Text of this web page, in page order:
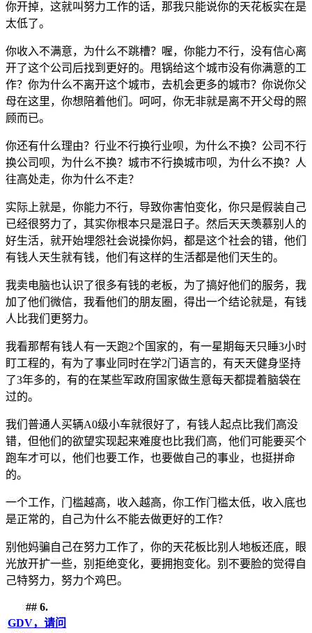
你开掉，这就叫努力工作的话，那我只能说你的天花板实在是
太低了。
你收入不满意，为什么不跳槽？喔，你能力不行，没有信心离
开了这个公司后找到更好的。甩锅给这个城市没有你满意的工
作？你为什么不离开这个城市，去机会更多的城市？你说你父
母在这里，你想陪着他们。呵呵，你无非就是离不开父母的照
顾而已。
你还有什么理由？行业不行换行业呗，为什么不换？公司不行
换公司呗，为什么不换？城市不行换城市呗，为什么不换？人
往高处走，你为什么不走？
实际上就是，你能力不行，导致你害怕变化，你只是假装自己
已经很努力了，其实你根本只是混日子。然后天天羡慕别人的
好生活，就开始埋怨社会说操你妈，都是这个社会的错，他们
有钱人天生就有钱，他们有这样的生活都是他们天生的。
我卖电脑也认识了很多有钱的老板，为了搞好他们的服务，我
加了他们微信，我看他们的朋友圈，得出一个结论就是，有钱
人比我们更努力。
我看那帮有钱人有一天跑2个国家的，有一星期每天只睡3小时
盯工程的，有为了事业同时在学2门语言的，有天天健身坚持
了3年多的，有的在某些军政府国家做生意每天都提着脑袋在
过的。
我们普通人买辆A0级小车就很好了，有钱人起点比我们高没
错，但他们的欲望实现起来难度也比我们高，他们可能要买个
跑车才可以，他们也要工作，也要做自己的事业，也挺拼命
的。
一个工作，门槛越高，收入越高，你工作门槛太低，收入底也
是正常的，自己为什么不能去做更好的工作？
别他妈骗自己在努力工作了，你的天花板比别人地板还底，眼
光放开扩一些，别拒绝变化，要拥抱变化。别不要脸的觉得自
己特努力，努力个鸡巴。
## 6.
GDV，请问